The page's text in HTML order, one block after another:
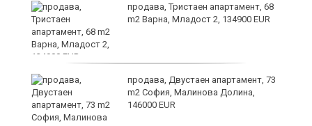
продава, Тристаен апартамент, 68
m2 Варна, Младост 2, 134900 EUR
продава, Двустаен апартамент, 73
m2 София, Малинова Долина,
146000 EUR